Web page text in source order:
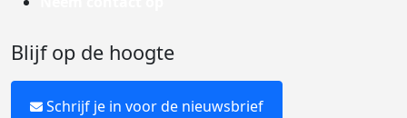
Blijf op de hoogte
Schrijf je in voor de nieuwsbrief